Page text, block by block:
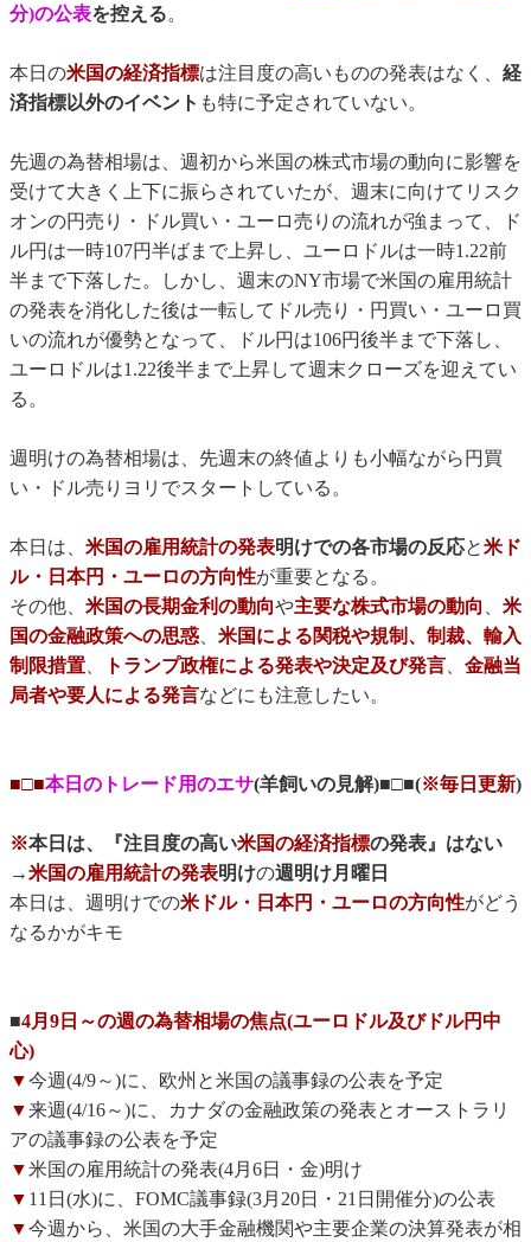
分)の公表を控える。
本日の米国の経済指標は注目度の高いものの発表はなく、 経
済指標以外のイベント も特に予定されていない。
先週の為替相場は、週初から米国の株式市場の動向に影響を
受けて大きく上下に振らされていたが、週末に向けてリスク
オンの円売り・ドル買い・ユーロ売りの流れが強まって、ド
ル円は一時107円半ばまで上昇し、ユーロドルは一時1.22前
半まで下落した。しかし、週末のNY市場で米国の雇用統計
の発表を消化した後は一転してドル売り・円買い・ユーロ買
いの流れが優勢となって、ドル円は106円後半まで下落し、
ユーロドルは1.22後半まで上昇して週末クローズを迎えてい
る。
週明けの為替相場は、先週末の終値よりも小幅ながら円買
い・ドル売りヨリでスタートしている。
本日は、 米国の雇用統計の発表明けでの各市場の反応と米ド
ル・日本円・ユーロの方向性が重要となる。
その他、 米国の長期金利の動向や主要な株式市場の動向 、 米
国の金融政策への思惑、 米国による関税や規制、制裁、輸入
制限措置、 トランプ政権による発表や決定及び発言、 金融当
局者や要人による発言などにも注意したい。
■□■本日のトレード用のエサ(羊飼いの見解)■□■(※毎日更新)
※本日は、『注目度の高い米国の経済指標の発表』はない
→米国の雇用統計の発表明けの週明け月曜日
本日は、週明けでの米ドル・日本円・ユーロの方向性がどう
なるかがキモ
■4月9日～の週の為替相場の焦点(ユーロドル及びドル円中
心)
▼今週(4/9～)に、欧州と米国の議事録の公表を予定
▼来週(4/16～)に、カナダの金融政策の発表とオーストラリ
アの議事録の公表を予定
▼米国の雇用統計の発表(4月6日・金)明け
▼ 11日(水)に、FOMC議事録(3月20日・21日開催分)の公表
▼今週から、米国の大手金融機関や主要企業の決算発表が相